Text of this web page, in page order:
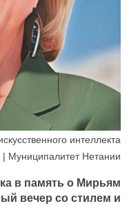
интеллекта
| Муниципалитет Нетании
в память о Мирьям
вечер со стилем и